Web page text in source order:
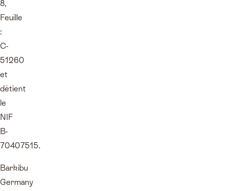
8,
Feuille
:
C-
51260
et
détient
le
NIF
B-
70407515.
Barkibu
Germany